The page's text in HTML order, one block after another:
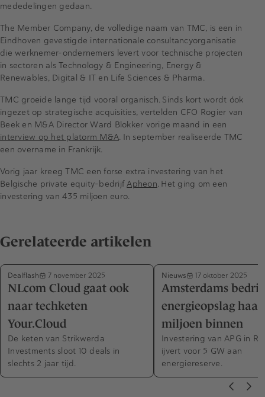
mededelingen gedaan.
The Member Company, de volledige naam van TMC, is een in
Eindhoven gevestigde internationale consultancyorganisatie
die werknemer-ondernemers levert voor technische projecten
in sectoren als Technology & Engineering, Energy &
Renewables, Digital & IT en Life Sciences & Pharma.
TMC groeide lange tijd vooral organisch. Sinds kort wordt óok
ingezet op strategische acquisities, vertelden CFO Rogier van
Beek en M&A Director Ward Blokker vorige maand in een
interview op het platorm M&A. In september realiseerde TMC
een overname in Frankrijk.
Vorig jaar kreeg TMC een forse extra investering van het
Belgische private equity-bedrijfApheon. Het ging om een
investering van 435 miljoen euro.
Gerelateerde artikelen
Dealflash 7 november 2025
NLcom Cloud gaat ook
naar techketen
Your.Cloud
De keten van Strikwerda
Investments sloot 10 deals in
slechts 2 jaar tijd.
Nieuws 17 oktober 2025
Amsterdams
energieopslag
miljoen binnen
Investering van APG in
ijvert voor 5 GW aan
energiereserve.